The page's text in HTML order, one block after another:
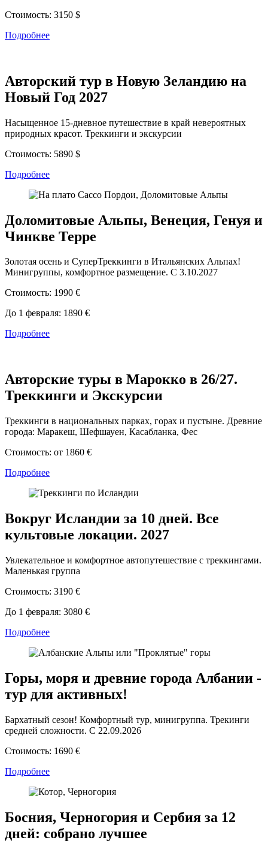
Стоимость: 3150 $
Подробнее
Авторский тур в Новую Зеландию на
Новый Год 2027
Насыщенное 15-дневное путешествие в край невероятных
природных красот. Треккинги и экскурсии
Стоимость: 5890 $
Подробнее
Доломитовые Альпы, Венеция, Генуя и
Чинкве Терре
Золотая осень и СуперТреккинги в Итальянских Альпах!
Минигруппы, комфортное размещение. С 3.10.2027
Стоимость: 1990 €
До 1 февраля: 1890 €
Подробнее
Авторские туры в Марокко в 26/27.
Треккинги и Экскурсии
Треккинги в национальных парках, горах и пустыне. Древние
города: Маракеш, Шефшауен, Касабланка, Фес
Стоимость: от 1860 €
Подробнее
Вокруг Исландии за 10 дней. Все
культовые локации. 2027
Увлекательное и комфортное автопутешествие с треккингами.
Маленькая группа
Стоимость: 3190 €
До 1 февраля: 3080 €
Подробнее
Горы, моря и древние города Албании -
тур для активных!
Бархатный сезон! Комфортный тур, минигруппа. Трекинги
средней сложности. С 22.09.2026
Стоимость: 1690 €
Подробнее
Босния, Черногория и Сербия за 12
дней: собрано лучшее